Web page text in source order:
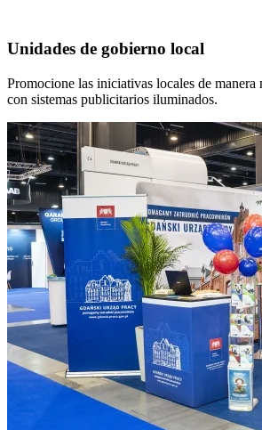
Unidades de gobierno local
Promocione las iniciativas locales de manera
con sistemas publicitarios iluminados.